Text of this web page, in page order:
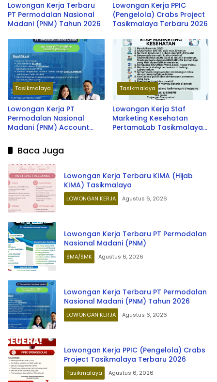
Lowongan Kerja Terbaru
PT Permodalan Nasional
Madani (PNM) Tahun 2026
Lowongan Kerja PPIC
(Pengelola) Crabs Project
Tasikmalaya Terbaru 2026
Tasikmalaya
Lowongan Kerja PT
Permodalan Nasional
Madani (PNM) Account
Wanareja Terbaru 2026
Tasikmalaya
Lowongan Kerja Staf
Marketing Kesehatan
PertamaLab Tasikmalaya
Baca Juga
Lowongan Kerja Terbaru KIMA (Hijab
KIMA) Tasikmalaya
LOWONGAN KERJA Agustus 6, 2026
Lowongan Kerja Terbaru PT Permodalan
Nasional Madani (PNM)
SMA/SMK Agustus 6, 2026
Lowongan Kerja Terbaru PT Permodalan
Nasional Madani (PNM) Tahun 2026
LOWONGAN KERJA Agustus 6, 2026
Lowongan Kerja PPIC (Pengelola) Crabs
Project Tasikmalaya Terbaru 2026
Tasikmalaya Agustus 6, 2026